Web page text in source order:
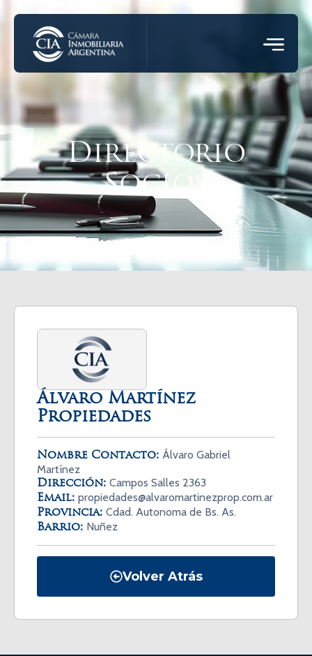
Directorio
Socios
Álvaro Martínez
Propiedades
Nombre Contacto: Álvaro Gabriel
Martínez
Dirección: Campos Salles 2363
Email: propiedades@alvaromartinezprop.com.ar
Provincia: Cdad. Autonoma de Bs. As.
Barrio: Nuñez
Volver Atrás